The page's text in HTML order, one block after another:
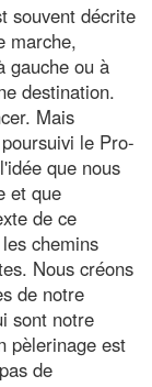
souvent décrite
marche,
gauche ou à
destination.
Mais
le Pro-
que nous
et que
de ce
chemins
Nous créons
de notre
sont notre
pèlerinage est
de